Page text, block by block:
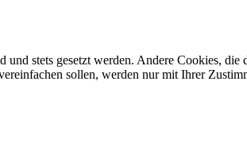
stets gesetzt werden. Andere Cookies,
sollen, werden nur mit Ihrer